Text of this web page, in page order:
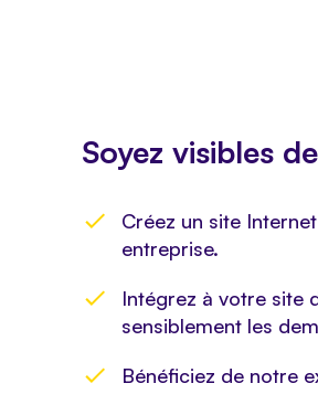
Soyez visibles
Créez un site
entreprise.
Intégrez à votre site
sensiblement les
Bénéficiez de notre